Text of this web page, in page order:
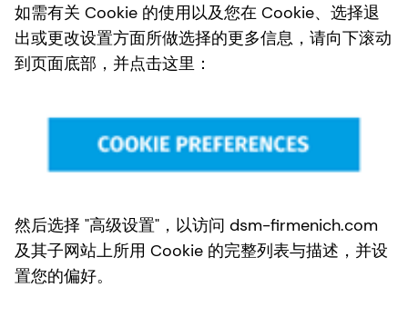
如需有关 Cookie 的使用以及您在 Cookie、选择退
出或更改设置方面所做选择的更多信息，请向下滚动
到页面底部，并点击这里：
然后选择 "高级设置"，以访问 dsm-firmenich.com
及其子网站上所用 Cookie 的完整列表与描述，并设
置您的偏好。